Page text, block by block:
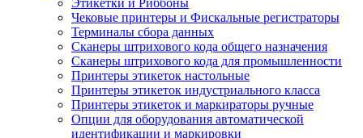
Этикетки и Риббоны
Чековые принтеры и Фискальные регистраторы
Терминалы сбора данных
Сканеры штрихового кода общего назначения
Сканеры штрихового кода для промышленности
Принтеры этикеток настольные
Принтеры этикеток индустриального класса
Принтеры этикеток и маркираторы ручные
Опции для оборудования автоматической
идентификации и маркировки